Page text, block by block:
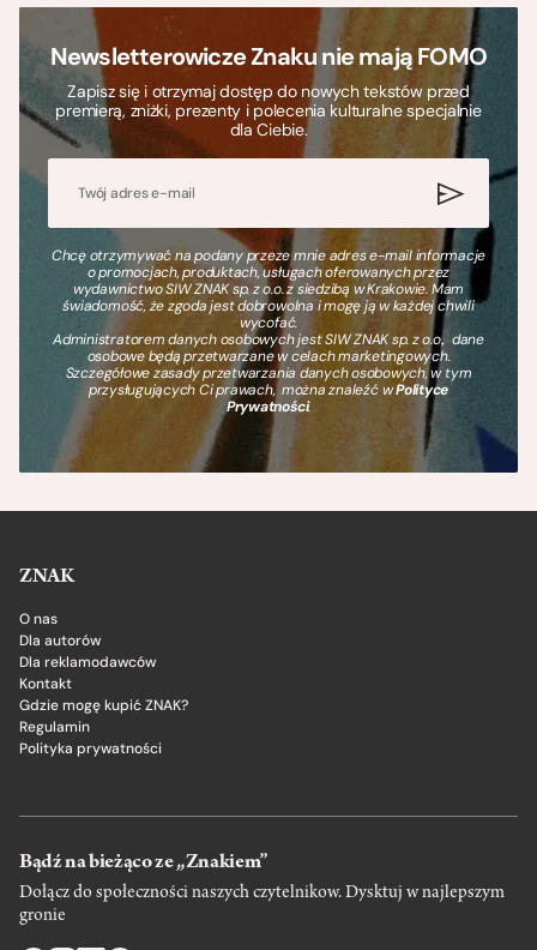
Newsletterowicze Znaku nie mają FOMO
Zapisz się i otrzymaj dostęp do nowych tekstów przed
premierą, zniżki, prezenty i polecenia kulturalne specjalnie
dla Ciebie.
Chcę otrzymywać na podany przeze mnie adres e-mail informacje
o promocjach, produktach, usługach oferowanych przez
wydawnictwo SIW ZNAK sp. z o.o. z siedzibą w Krakowie. Mam
świadomość, że zgoda jest dobrowolna i mogę ją w każdej chwili
wycofać.
Administratorem danych osobowych jest SIW ZNAK sp. z o.o., dane
osobowe będą przetwarzane w celach marketingowych.
Szczegółowe zasady przetwarzania danych osobowych, w tym
przysługujących Ci prawach, można znaleźć wPolityce
Prywatności.
ZNAK
O nas
Dla autorów
Dla reklamodawców
Kontakt
Gdzie mogę kupić ZNAK?
Regulamin
Polityka prywatności
Bądź na bieżąco ze „Znakiem”
Dołącz do społeczności naszych czytelnikow. Dysktuj w najlepszym
gronie